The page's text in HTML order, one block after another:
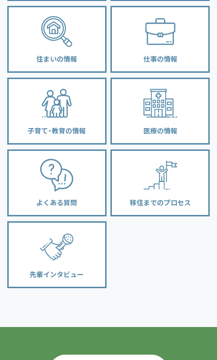
住まいの情報 仕事の情報
子育て・教育の情報 医療の情報
よくある質問 移住までのプロセス
先輩インタビュー